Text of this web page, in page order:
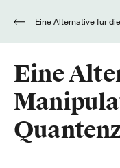
Eine